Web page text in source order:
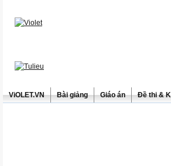
ViOLET.VN Bài giảng Giáo án Đề thi &